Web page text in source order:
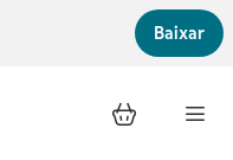
Baixar